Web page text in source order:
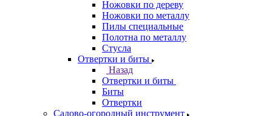
Ножовки по дереву
Ножовки по металлу
Пилы специальные
Полотна по металлу
Стусла
Отвертки и биты
Назад
Отвертки и биты
Биты
Отвертки
Садово-огородный инструмент